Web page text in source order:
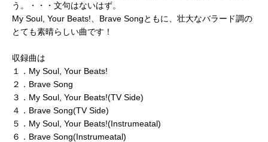
う。・・・文句はないはず。
My Soul, Your Beats!、Brave Songともに、壮大なバラード調の
とても素晴らしい曲です！
収録曲は
１．My Soul, Your Beats!
２．Brave Song
３．My Soul, Your Beats!(TV Side)
４．Brave Song(TV Side)
５．My Soul, Your Beats!(Instrumeatal)
６．Brave Song(Instrumeatal)